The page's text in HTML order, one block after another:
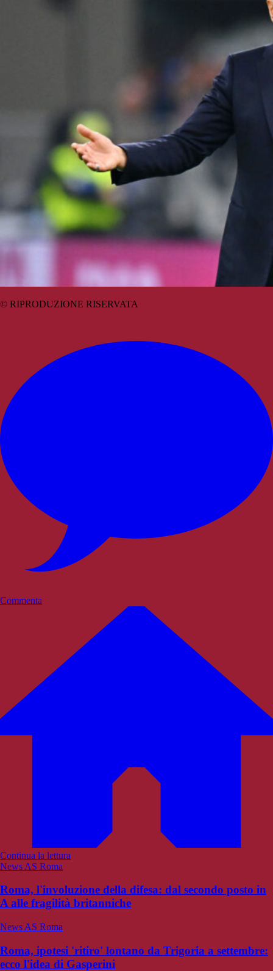
© RIPRODUZIONE RISERVATA
Commenta
Continua la lettura
News AS Roma
Roma, l'involuzione della difesa: dal secondo posto in
A alle fragilità britanniche
News AS Roma
Roma, ipotesi 'ritiro' lontano da Trigoria a settembre:
ecco l'idea di Gasperini